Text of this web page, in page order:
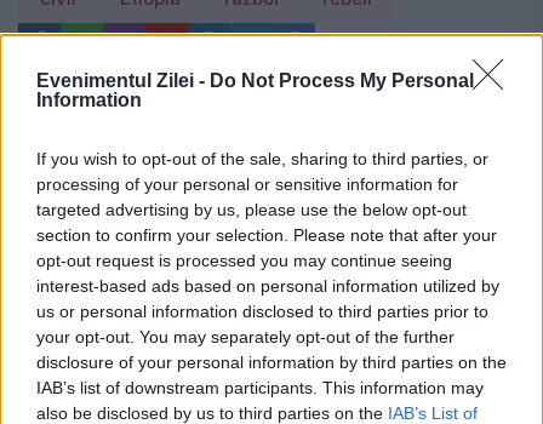
Evenimentul Zilei - Do Not Process My Personal
Information
If you wish to opt-out of the sale, sharing to third parties, or
processing of your personal or sensitive information for
targeted advertising by us, please use the below opt-out
section to confirm your selection. Please note that after your
opt-out request is processed you may continue seeing
interest-based ads based on personal information utilized by
us or personal information disclosed to third parties prior to
your opt-out. You may separately opt-out of the further
disclosure of your personal information by third parties on the
IAB’s list of downstream participants. This information may
also be disclosed by us to third parties on the IAB’s List of